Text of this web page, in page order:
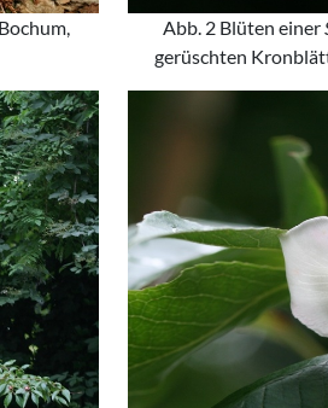
Abb. 2 Blüten einer
gerüschten